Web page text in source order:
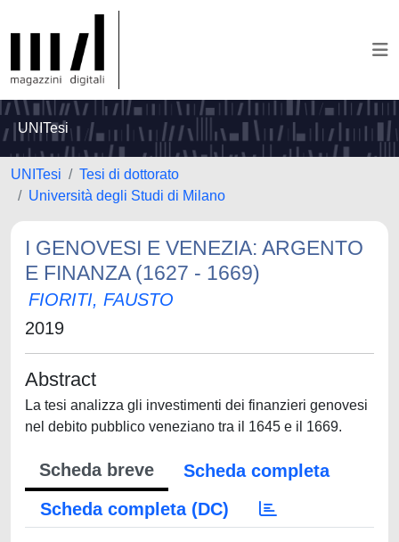
UNITesi
UNITesi
Tesi di dottorato
Università degli Studi di Milano
I GENOVESI E VENEZIA: ARGENTO
E FINANZA (1627 - 1669)
FIORITI, FAUSTO
2019
Abstract
La tesi analizza gli investimenti dei finanzieri genovesi
nel debito pubblico veneziano tra il 1645 e il 1669.
Scheda breve
Scheda completa
Scheda completa (DC)